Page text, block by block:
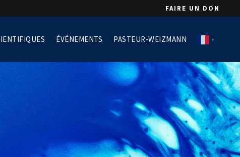
FAIRE UN DON
▼
ÉVÉNEMENTS PASTEUR-WEIZMANN